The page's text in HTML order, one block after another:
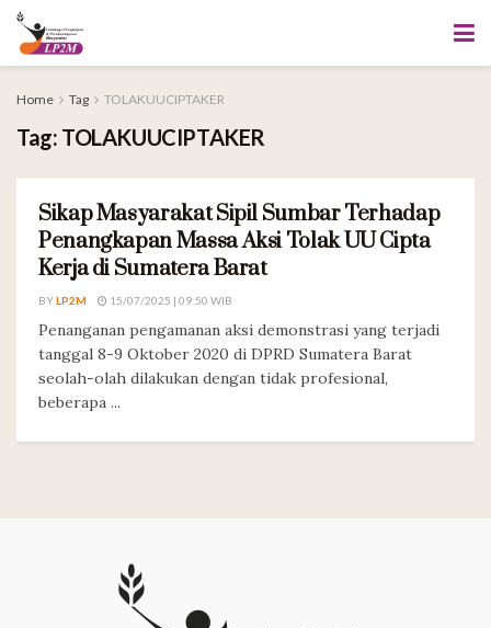
Home Tag TOLAKUUCIPTAKER
Tag: TOLAKUUCIPTAKER
SIARAN PERS
Sikap Masyarakat Sipil Sumbar Terhadap
Penangkapan Massa Aksi Tolak UU Cipta
Kerja di Sumatera Barat
BYLP2M 15/07/2025 | 09:50 WIB
Penanganan pengamanan aksi demonstrasi yang terjadi
tanggal 8-9 Oktober 2020 di DPRD Sumatera Barat
seolah-olah dilakukan dengan tidak profesional,
beberapa ...